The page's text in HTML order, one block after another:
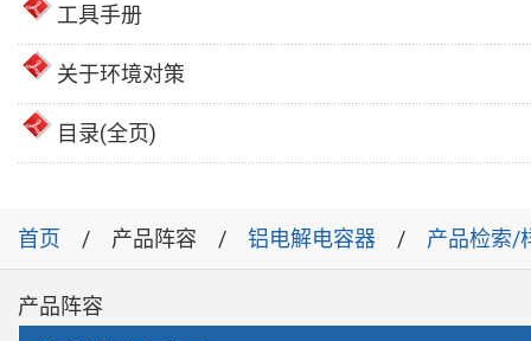
工具手册
关于环境对策
目录(全页)
首页 产品阵容 铝电解电容器 产品检索/
产品阵容